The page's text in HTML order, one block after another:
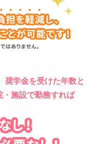
奨学金を受けた年数と
・施設で勤務すれば